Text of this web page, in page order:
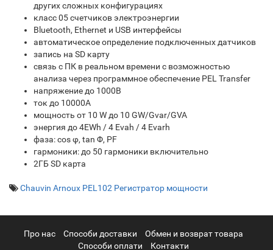
других сложных конфигурациях
класс 05 счетчиков электроэнергии
Bluetooth, Ethernet и USB интерфейсы
автоматическое определение подключенных датчиков
запись на SD карту
связь с ПК в реальном времени с возможностью
анализа через программное обеспечение PEL Transfer
напряжение до 1000В
ток до 10000А
мощность от 10 W до 10 GW/Gvar/GVA
энергия до 4EWh / 4 Evah / 4 Evarh
фаза: cos φ, tan Φ, PF
гармоники: до 50 гармоники включительно
2ГБ SD карта
Chauvin Arnoux PEL102 Регистратор мощности
Про нас Cпособи доставки
Обмен и возврат товара
Способи оплати
Контакти